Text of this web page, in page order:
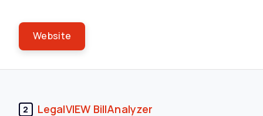
Website
2 LegalVIEW BillAnalyzer